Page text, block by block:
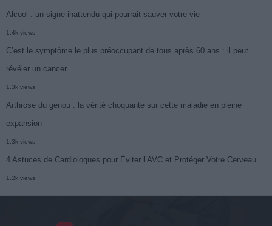
Alcool : un signe inattendu qui pourrait sauver votre vie
1.4k views
C’est le symptôme le plus préoccupant de tous après 60 ans : il peut
révéler un cancer
1.3k views
Arthrose du genou : la vérité choquante sur cette maladie en pleine
expansion
1.3k views
4 Astuces de Cardiologues pour Éviter l’AVC et Protéger Votre Cerveau
1.2k views